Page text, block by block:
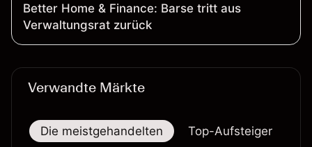
Better Home & Finance: Barse tritt aus
Verwaltungsrat zurück
Verwandte Märkte
Die meistgehandelten Top-Aufsteiger